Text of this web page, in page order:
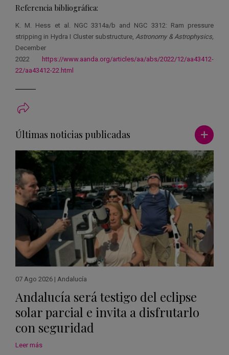
Referencia bibliográfica:
K. M. Hess et al. NGC 3314a/b and NGC 3312: Ram pressure
stripping in Hydra I Cluster substructure, Astronomy & Astrophysics,
December
2022
https://www.aanda.org/articles/aa/abs/2022/12/aa43412-
22/aa43412-22.html
Últimas noticias publicadas Ver más
07 Ago 2026 | Andalucía
Andalucía será testigo del eclipse
solar parcial e invita a disfrutarlo
con seguridad
Leer más